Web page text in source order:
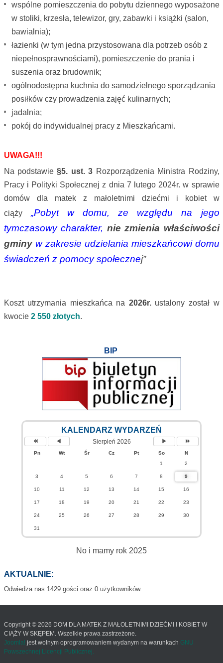
wspólne pomieszczenia do pobytu dziennego wyposażone
w stoliki, krzesła, telewizor, gry, zabawki i książki (salon,
bawialnia);
łazienki (w tym jedna przystosowana dla potrzeb osób z
niepełnosprawnościami), pomieszczenie do prania i
suszenia oraz brudownik;
ogólnodostępna kuchnia do samodzielnego sporządzania
posiłków czy prowadzenia zajęć kulinarnych;
jadalnia;
pokój do indywidualnej pracy z Mieszkańcami.
UWAGA!!!
Na podstawie§5. ust. 3 Rozporządzenia Ministra Rodziny,
Pracy i Polityki Społecznej z dnia 7 lutego 2024r. w sprawie
domów dla matek z małoletnimi dziećmi i kobiet w
ciąży
„Pobyt w domu, ze względu na jego
tymczasowy charakter, nie zmienia właściwości
gminy w zakresie udzielania mieszkańcowi domu
świadczeń z pomocy społecznej”
Koszt utrzymania mieszkańca na 2026r.ustalony został w
kwocie 2 550 złotych.
BIP
KALENDARZ WYDARZEŃ
Sierpień 2026
Pn Wt Śr Cz Pt So
N
1
2
3 4 5 6 7 8 9
10 11 12 13 14 15 16
17 18 19 20 21 22 23
24 25 26 27 28 29 30
31
No i mamy rok 2025
AKTUALNIE:
Odwiedza nas 1429 gości oraz 0 użytkowników.
Copyright © 2026 DOM DLA MATEK Z MAŁOLETNIMI DZIEĆMI I KOBIET W
CIĄŻY W SKĘPEM. Wszelkie prawa zastrzeżone.
Joomla! jest wolnym oprogramowaniem wydanym na warunkach GNU
Powszechnej Licencji Publicznej.